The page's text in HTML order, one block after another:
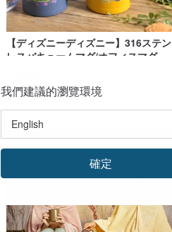
【ディズニーディズニー】316ステン
レスバキュームマグ/オフィスマグ-合
US$ 19.76 US$ 35.59
我們建議的瀏覽環境
確定